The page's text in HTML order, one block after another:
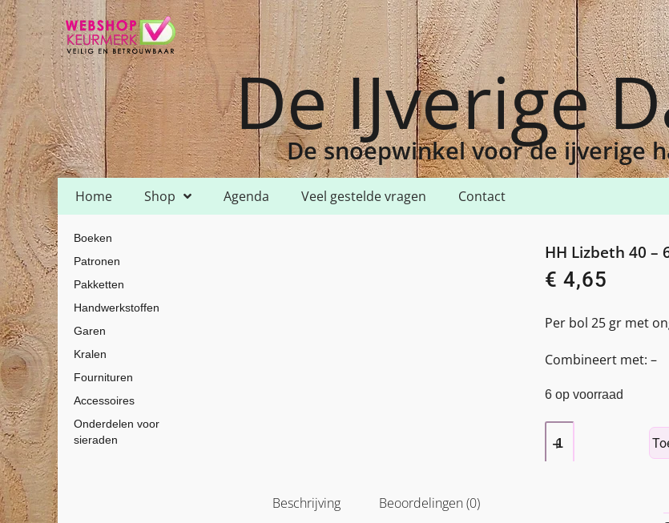
De IJverige
De snoepwinkel voor de ijverige
Home Shop Agenda Veel gestelde vragen Contact
Boeken
Patronen
Pakketten
Handwerkstoffen
Garen
Kralen
Fournituren
Accessoires
Onderdelen voor
sieraden
HH Lizbeth 40 –
€ 4,65
Per bol 25 gr met
Combineert met: –
6 op voorraad
Beschrijving Beoordelingen (0)